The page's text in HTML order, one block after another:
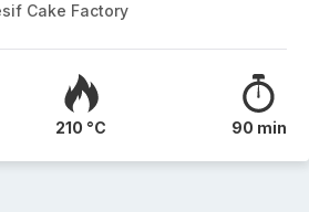
Cake Factory
210 °C 90 min